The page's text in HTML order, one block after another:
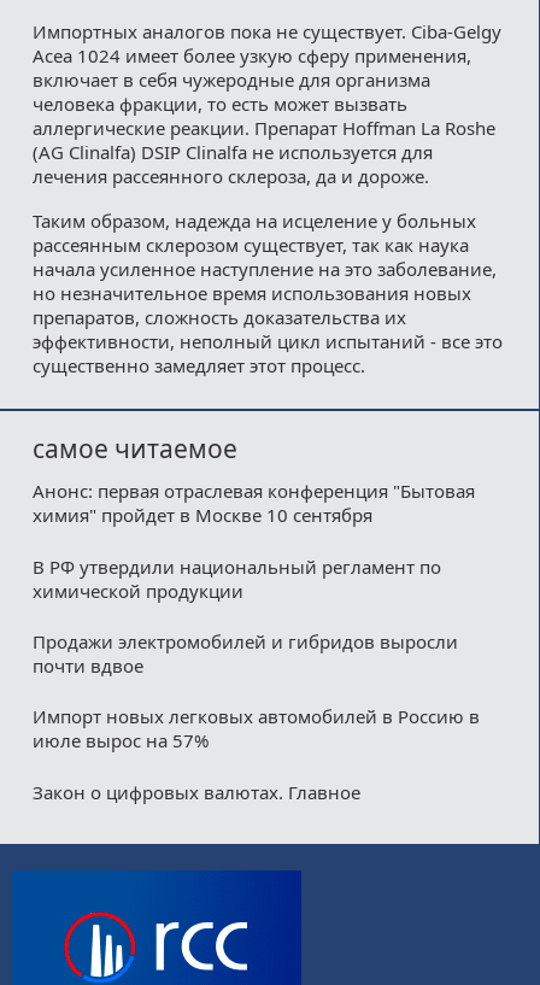
Импортных аналогов пока не существует. Ciba-Gelgy
Аcea 1024 имеет более узкую сферу применения,
включает в себя чужеродные для организма
человека фракции, то есть может вызвать
аллергические реакции. Препарат Hoffman La Roshe
(AG Clinalfa) DSIP Clinalfa не используется для
лечения рассеянного склероза, да и дороже.
Таким образом, надежда на исцеление у больных
рассеянным склерозом существует, так как наука
начала усиленное наступление на это заболевание,
но незначительное время использования новых
препаратов, сложность доказательства их
эффективности, неполный цикл испытаний - все это
существенно замедляет этот процесс.
самое читаемое
Анонс: первая отраслевая конференция "Бытовая
химия" пройдет в Москве 10 сентября
В РФ утвердили национальный регламент по
химической продукции
Продажи электромобилей и гибридов выросли
почти вдвое
Импорт новых легковых автомобилей в Россию в
июле вырос на 57%
Закон о цифровых валютах. Главное